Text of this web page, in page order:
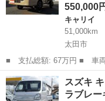
550,000
キャリイ
51,000km
太田市
■ 支払総額: 67万円 ■ 車両本体価格： 550,000 円 ■ メーカー
名： スズキ ■ 車種名：
Ｃエアコン・パワステ
インチリフトアッ...
群馬 太田市 キャリイ
スズキ
ラブレ